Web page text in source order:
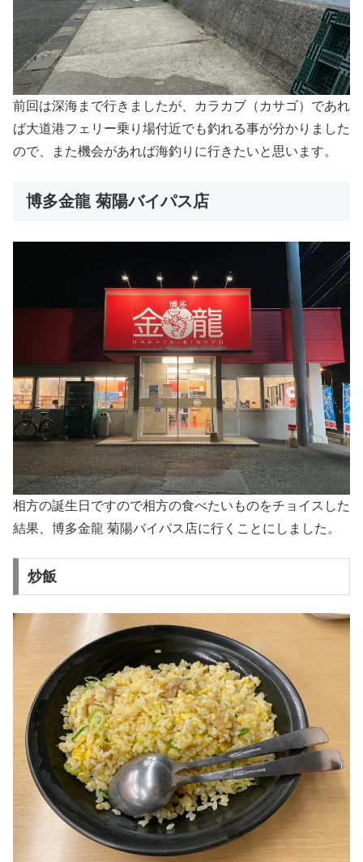
前回は深海まで行きましたが、カラカブ（カサゴ）であれ
ば大道港フェリー乗り場付近でも釣れる事が分かりました
ので、また機会があれば海釣りに行きたいと思います。
博多金龍 菊陽バイパス店
相方の誕生日ですので相方の食べたいものをチョイスした
結果、博多金龍 菊陽バイパス店に行くことにしました。
炒飯